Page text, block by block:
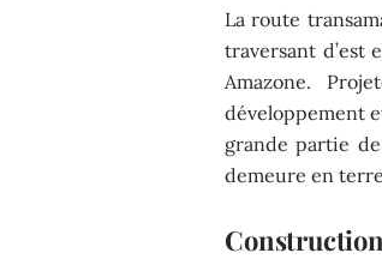
La route
traversant d’est
Amazone.
développement
grande partie
demeure en